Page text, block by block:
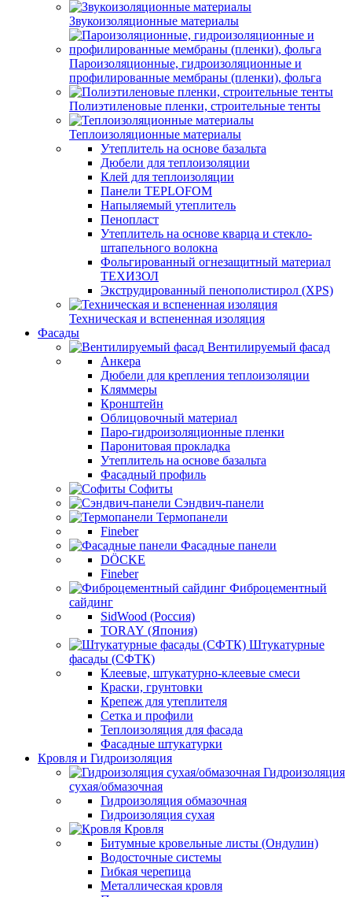
Звукоизоляционные материалы
Пароизоляционные, гидроизоляционные и
профилированные мембраны (пленки), фольга
Полиэтиленовые пленки, строительные тенты
Теплоизоляционные материалы
Утеплитель на основе базальта
Дюбели для теплоизоляции
Клей для теплоизоляции
Панели TEPLOFOM
Напыляемый утеплитель
Пенопласт
Утеплитель на основе кварца и стекло-
штапельного волокна
Фольгированный огнезащитный материал
ТЕХИЗОЛ
Экструдированный пенополистирол (XPS)
Техническая и вспененная изоляция
Фасады
Вентилируемый фасад
Анкера
Дюбели для крепления теплоизоляции
Кляммеры
Кронштейн
Облицовочный материал
Паро-гидроизоляционные пленки
Паронитовая прокладка
Утеплитель на основе базальта
Фасадный профиль
Софиты
Сэндвич-панели
Термопанели
Fineber
Фасадные панели
DÖCKE
Fineber
Фиброцементный
сайдинг
SidWood (Россия)
TORAY (Япония)
Штукатурные
фасады (СФТК)
Клеевые, штукатурно-клеевые смеси
Краски, грунтовки
Крепеж для утеплителя
Сетка и профили
Теплоизоляция для фасада
Фасадные штукатурки
Кровля и Гидроизоляция
Гидроизоляция
сухая/обмазочная
Гидроизоляция обмазочная
Гидроизоляция сухая
Кровля
Битумные кровельные листы (Ондулин)
Водосточные системы
Гибкая черепица
Металлическая кровля